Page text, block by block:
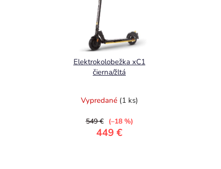
Elektrokolobežka xC1
čierna/žltá
Vypredané (1 ks)
449 €
549 € (–18 %)